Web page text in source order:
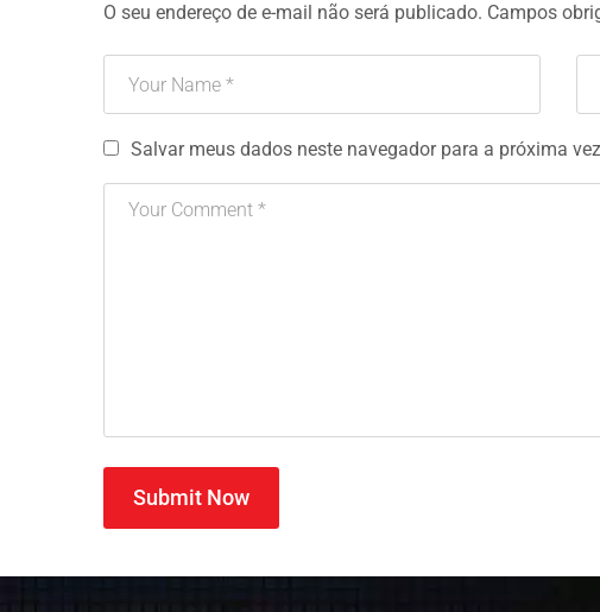
O seu endereço de e-mail não será publicado. Campos
Salvar meus dados neste navegador para a próxima
Submit Now